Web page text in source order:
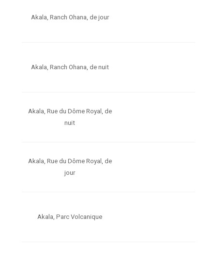
Akala, Ranch Ohana, de jour
Akala, Ranch Ohana, de nuit
Akala, Rue du Dôme Royal, de
nuit
Akala, Rue du Dôme Royal, de
jour
Akala, Parc Volcanique